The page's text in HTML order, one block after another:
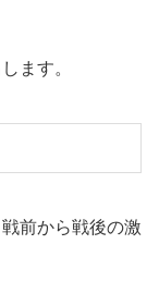
ます。
前から戦後の激